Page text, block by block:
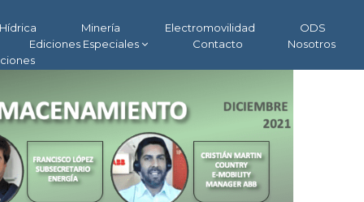
Minería Electromovilidad
ODS
Ediciones Especiales Contacto
Nosotros